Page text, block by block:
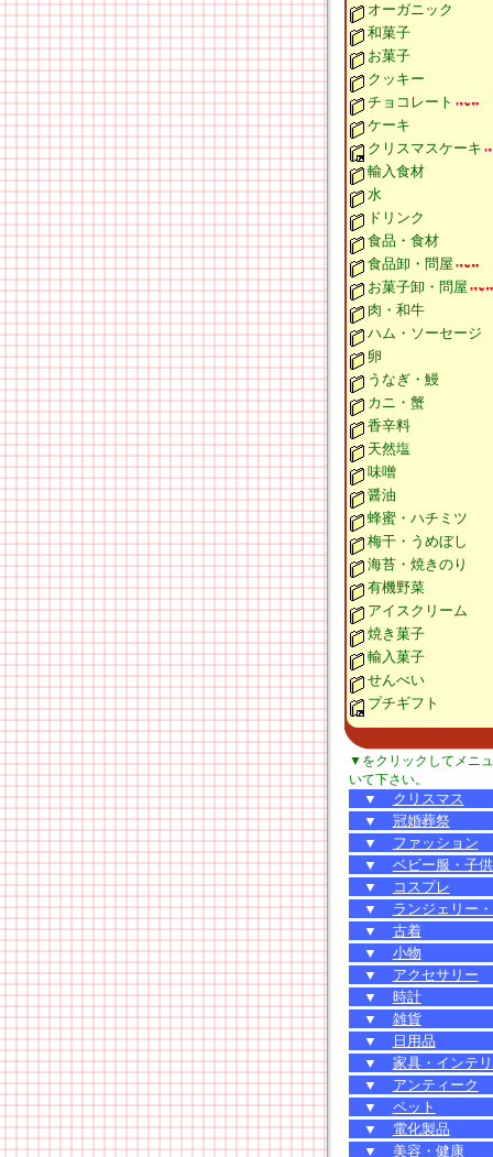
オーガニック
和菓子
お菓子
クッキー
チョコレート
ケーキ
クリスマスケーキ
輸入食材
水
ドリンク
食品・食材
食品卸・問屋
お菓子卸・問屋
肉・和牛
ハム・ソーセージ
卵
うなぎ・鰻
カニ・蟹
香辛料
天然塩
味噌
醤油
蜂蜜・ハチミツ
梅干・うめぼし
海苔・焼きのり
有機野菜
アイスクリーム
焼き菓子
輸入菓子
せんべい
プチギフト
▼をクリックしてメニ
いて下さい。
▼
クリスマス
▼
冠婚葬祭
▼
ファッション
▼
ベビー服・子
▼
コスプレ
▼
ランジェリー
▼
古着
▼
小物
▼
アクセサリー
▼
時計
▼
雑貨
▼
日用品
▼
家具・インテ
▼
アンティーク
▼
ペット
▼
電化製品
▼
美容・健康